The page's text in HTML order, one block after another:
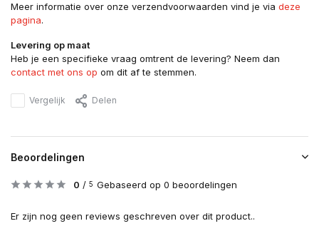
Meer informatie over onze verzendvoorwaarden vind je via deze
pagina.
Levering op maat
Heb je een specifieke vraag omtrent de levering? Neem dan
contact met ons op om dit af te stemmen.
Vergelijk Delen
Beoordelingen
0 / 5 Gebaseerd op 0 beoordelingen
Er zijn nog geen reviews geschreven over dit product..